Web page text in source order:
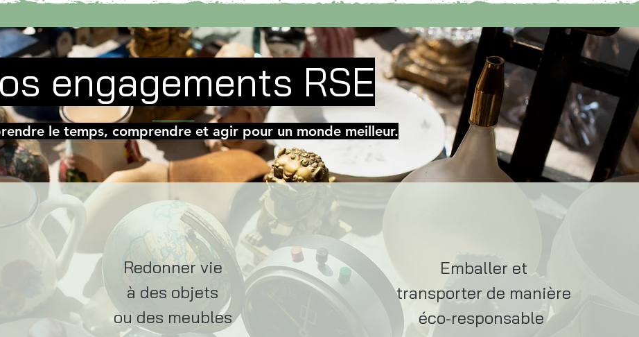
engagements RSE
le temps, comprendre et agir pour un monde meilleur.
Redonner vie
à des objets
ou des meubles
Emballer et
transporter de manière
éco-responsable